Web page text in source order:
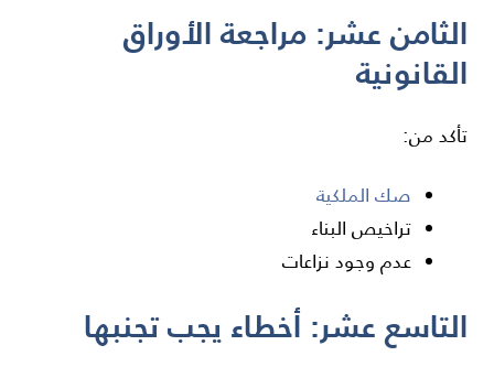
الثامن عشر: مراجعة الأوراق
القانونية
تأكد من:
صك الملكية
تراخيص البناء
عدم وجود نزاعات
التاسع عشر: أخطاء يجب تجنبها